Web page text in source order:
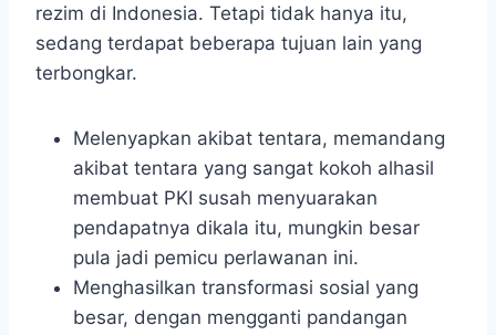
rezim di Indonesia. Tetapi tidak hanya itu,
sedang terdapat beberapa tujuan lain yang
terbongkar.
Melenyapkan akibat tentara, memandang
akibat tentara yang sangat kokoh alhasil
membuat PKI susah menyuarakan
pendapatnya dikala itu, mungkin besar
pula jadi pemicu perlawanan ini.
Menghasilkan transformasi sosial yang
besar, dengan mengganti pandangan